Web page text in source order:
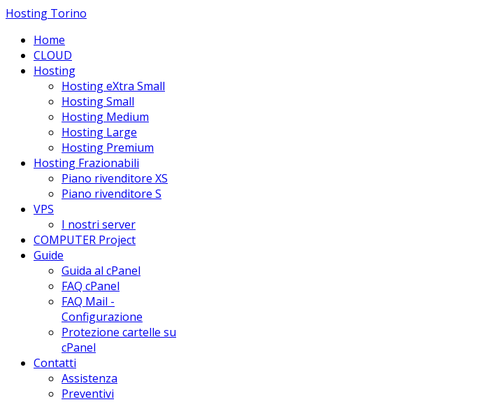
Hosting Torino
Home
CLOUD
Hosting
Hosting eXtra Small
Hosting Small
Hosting Medium
Hosting Large
Hosting Premium
Hosting Frazionabili
Piano rivenditore XS
Piano rivenditore S
VPS
I nostri server
COMPUTER Project
Guide
Guida al cPanel
FAQ cPanel
FAQ Mail -
Configurazione
Protezione cartelle su
cPanel
Contatti
Assistenza
Preventivi